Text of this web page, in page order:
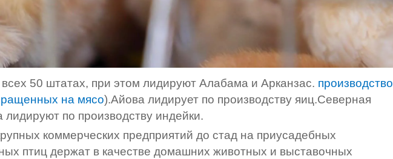
50 штатах, при этом лидируют Алабама и Арканзас. производство
на мясо).Айова лидирует по производству яиц.Северная
по производству индейки.
коммерческих предприятий до стад на приусадебных
птиц держат в качестве домашних животных и выставочных